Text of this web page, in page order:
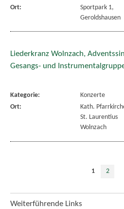
Ort:
Sportpark 1,
Geroldshausen
Liederkranz Wolnzach,
Gesangs- und
Kategorie:
Konzerte
Ort:
Kath.
St. Laurentius
Wolnzach
1 2
Weiterführende Links